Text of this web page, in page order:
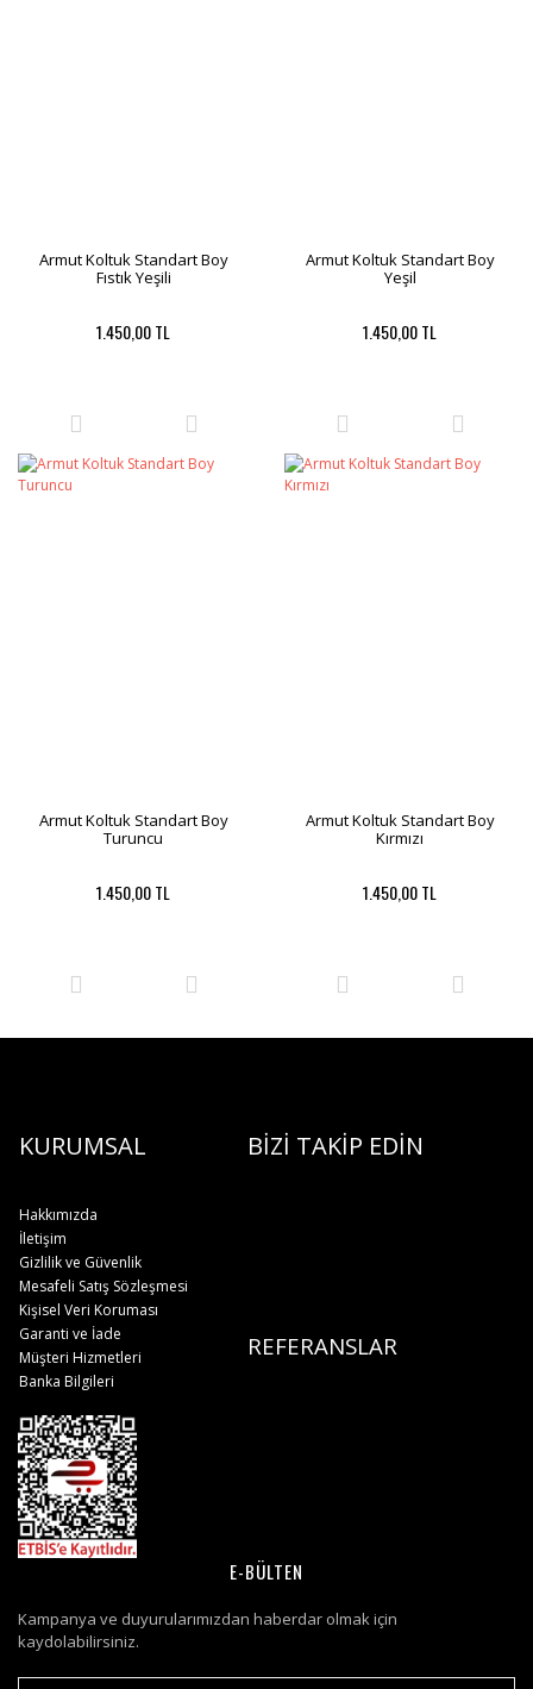
Armut Koltuk Standart Boy
Fıstık Yeşili
1.450,00 TL
Armut Koltuk Standart Boy
Yeşil
1.450,00 TL
Armut Koltuk Standart Boy
Turuncu
1.450,00 TL
Armut Koltuk Standart Boy
Kırmızı
1.450,00 TL
KURUMSAL BİZİ TAKİP EDİN
Hakkımızda
İletişim
Gizlilik ve Güvenlik
Mesafeli Satış Sözleşmesi
Kişisel Veri Koruması
REFERANSLAR
Garanti ve İade
Müşteri Hizmetleri
Banka Bilgileri
E-BÜLTEN
Kampanya ve duyurularımızdan haberdar olmak için
kaydolabilirsiniz.